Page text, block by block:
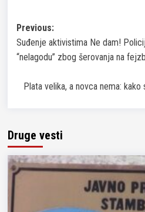
Post
navigation
Previous:
Suđenje aktivistima Ne dam!
“nelagodu” zbog šerovanja na
Plata velika, a novca nema:
Druge vesti